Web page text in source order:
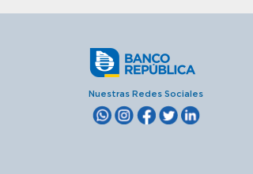
Nuestras Redes Sociales